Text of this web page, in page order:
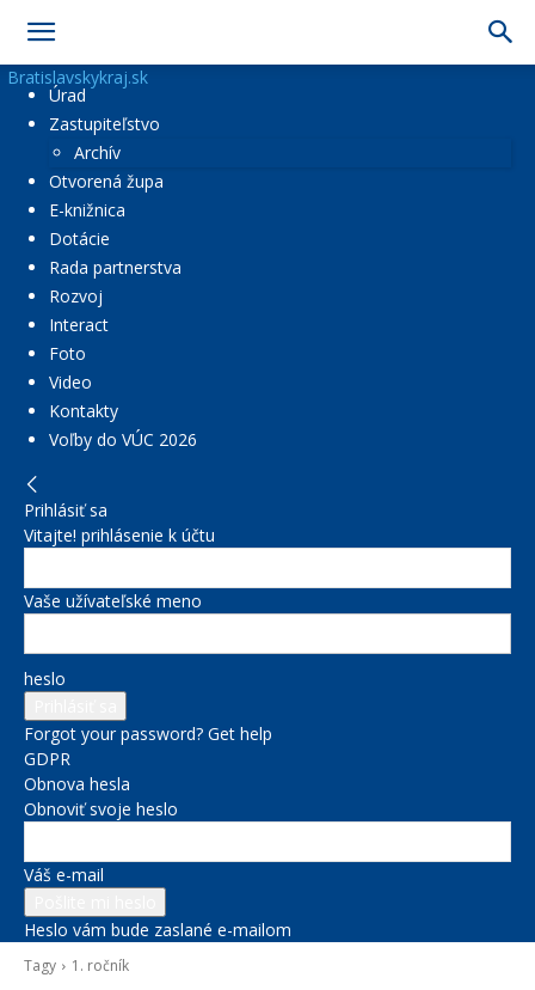
Bratislavskykraj.sk
Úrad
Zastupiteľstvo
Archív
Otvorená župa
E-knižnica
Dotácie
Rada partnerstva
Rozvoj
Interact
Foto
Video
Kontakty
Voľby do VÚC 2026
Prihlásiť sa
Vitajte! prihlásenie k účtu
Vaše užívateľské meno
heslo
Forgot your password? Get help
GDPR
Obnova hesla
Obnoviť svoje heslo
Váš e-mail
Heslo vám bude zaslané e-mailom
Tagy 1. ročník